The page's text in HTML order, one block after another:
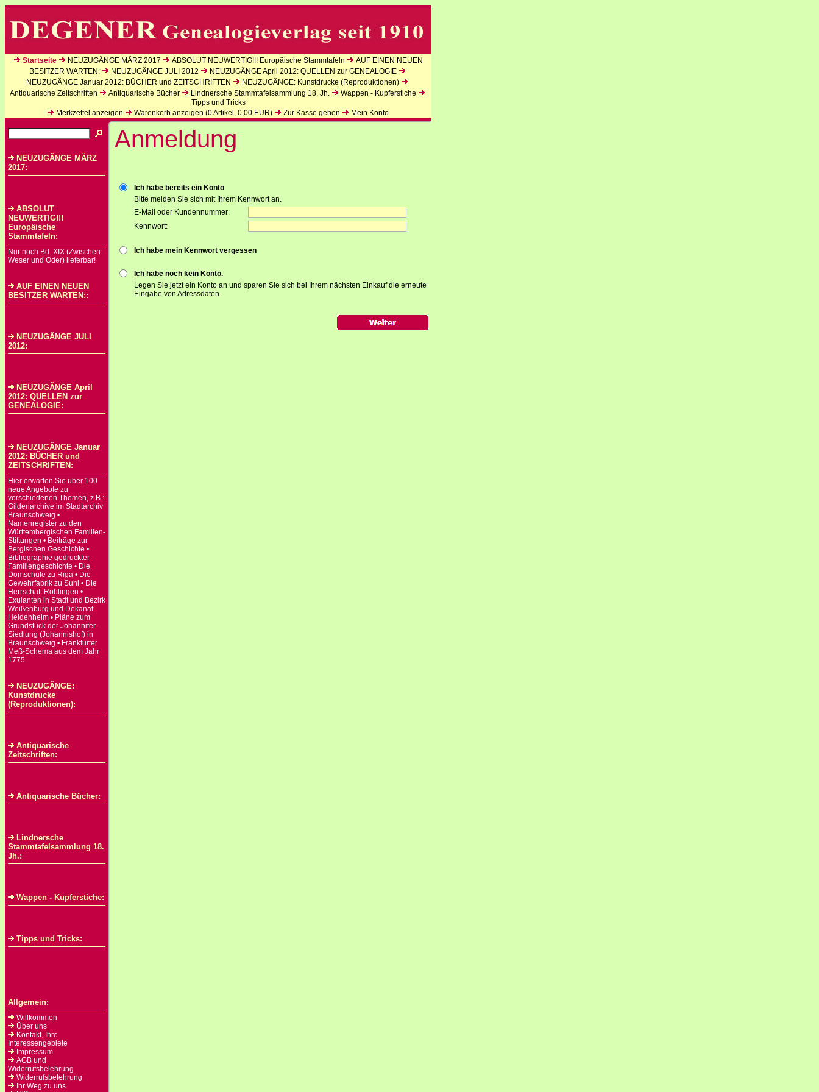
Startseite NEUZUGÄNGE MÄRZ 2017 ABSOLUT NEUWERTIG!!! Europäische Stammtafeln
AUF EINEN NEUEN
BESITZER WARTEN:
NEUZUGÄNGE JULI 2012
NEUZUGÄNGE April 2012: QUELLEN zur GENEALOGIE
NEUZUGÄNGE Januar 2012: BÜCHER und ZEITSCHRIFTEN
NEUZUGÄNGE: Kunstdrucke (Reproduktionen)
Antiquarische Zeitschriften
Antiquarische Bücher Lindnersche Stammtafelsammlung 18. Jh.
Wappen - Kupferstiche
Tipps und Tricks
Merkzettel anzeigen
Warenkorb anzeigen (0Artikel, 0,00 EUR) Zur Kasse gehen Mein Konto
NEUZUGÄNGE MÄRZ
2017:
ABSOLUT
NEUWERTIG!!!
Europäische
Stammtafeln:
Nur noch Bd. XIX (Zwischen
Weser und Oder) lieferbar!
AUF EINEN NEUEN
BESITZER WARTEN::
NEUZUGÄNGE JULI
2012:
NEUZUGÄNGE April
2012: QUELLEN zur
GENEALOGIE:
NEUZUGÄNGE Januar
2012: BÜCHER und
ZEITSCHRIFTEN:
Hier erwarten Sie über 100
neue Angebote zu
verschiedenen Themen, z.B.:
Gildenarchive im Stadtarchiv
Braunschweig •
Namenregister zu den
Württembergischen Familien-
Stiftungen • Beiträge zur
Bergischen Geschichte •
Bibliographie gedruckter
Familiengeschichte • Die
Domschule zu Riga • Die
Gewehrfabrik zu Suhl • Die
Herrschaft Röblingen •
Exulanten in Stadt und Bezirk
Weißenburg und Dekanat
Heidenheim • Pläne zum
Grundstück der Johanniter-
Siedlung (Johannishof) in
Braunschweig • Frankfurter
Meß-Schema aus dem Jahr
1775
NEUZUGÄNGE:
Kunstdrucke
(Reproduktionen):
Antiquarische
Zeitschriften:
Antiquarische Bücher:
Lindnersche
Stammtafelsammlung 18.
Jh.:
Wappen - Kupferstiche:
Tipps und Tricks:
Allgemein:
Willkommen
Über uns
Kontakt, Ihre
Interessengebiete
Impressum
AGB und
Widerrufsbelehrung
Widerrufsbelehrung
Ihr Weg zu uns
Anmeldung
Ich habe bereits ein Konto
Bitte melden Sie sich mit Ihrem Kennwort an.
E-Mail oder Kundennummer:
Kennwort:
Ich habe mein Kennwort vergessen
Ich habe noch kein Konto.
Legen Sie jetzt ein Konto an und sparen Sie sich bei Ihrem nächsten Einkauf die erneute
Eingabe von Adressdaten.